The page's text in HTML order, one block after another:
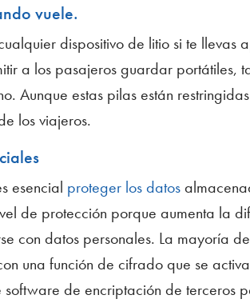
vuele.
dispositivo de litio si te llevas
a los pasajeros guardar portátiles,
Aunque estas pilas están
los viajeros.
esencial proteger los datos
de protección porque aumenta la
con datos personales. La mayoría
una función de cifrado que se
de encriptación de terceros